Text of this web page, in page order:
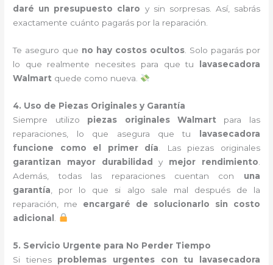
daré un presupuesto claro y sin sorpresas. Así, sabrás
exactamente cuánto pagarás por la reparación.
Te aseguro que no hay costos ocultos. Solo pagarás por
lo que realmente necesites para que tu
lavasecadora
Walmart quede como nueva.
4. Uso de Piezas Originales y Garantía
Siempre utilizo piezas originales Walmart para las
reparaciones, lo que asegura que tu
lavasecadora
funcione como el primer día . Las piezas originales
garantizan mayor durabilidad
y mejor rendimiento
Además, todas las reparaciones cuentan con una
garantía , por lo que si algo sale mal después de la
reparación, me encargaré de solucionarlo sin costo
adicional
5. Servicio Urgente para No Perder Tiempo
Si tienes problemas urgentes con tu lavasecadora